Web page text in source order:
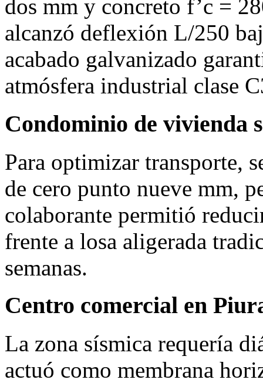
dos mm y concreto f’c =
alcanzó deflexión L/250
acabado galvanizado
atmósfera industrial clase
Condominio de vivienda
Para optimizar transporte,
de cero punto nueve mm,
colaborante permitió
frente a losa aligerada
semanas.
Centro comercial en
La zona sísmica requería
actuó como membrana